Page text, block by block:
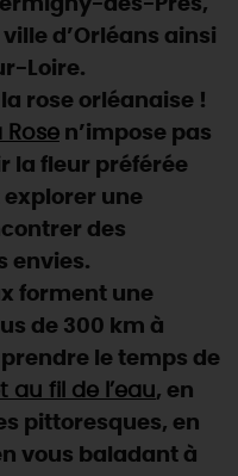
END
des-Prés,
d’Orléans ainsi
Loire.
rose orléanaise !
Rose n’impose pas
la fleur préférée
explorer une
des
envies.
forment une
de 300 km à
le temps de
au fil de l’eau, en
pittoresques, en
vous baladant à